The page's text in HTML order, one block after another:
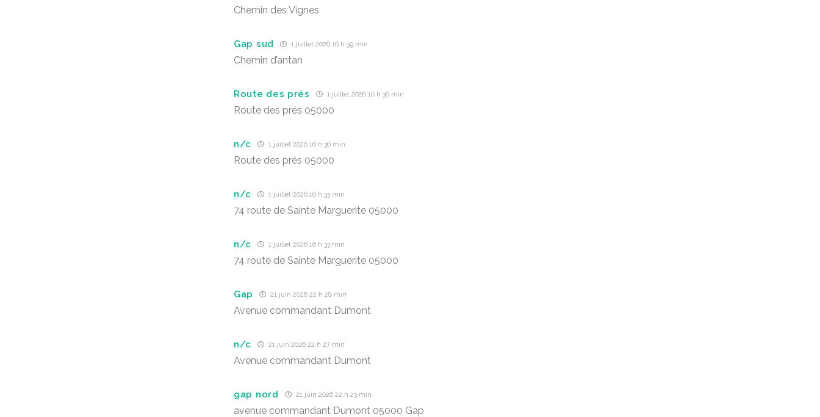
Chemin des Vignes
Gap sud 1 juillet 2026 16 h 39 min
Chemin d’antan
Route des prés 1 juillet 2026 16 h 36 min
Route des prés 05000
n/c 1 juillet 2026 16 h 36 min
Route des prés 05000
n/c 1 juillet 2026 16 h 33 min
74 route de Sainte Marguerite 05000
n/c 1 juillet 2026 16 h 33 min
74 route de Sainte Marguerite 05000
Gap 21 juin 2026 22 h 28 min
Avenue commandant Dumont
n/c 21 juin 2026 22 h 27 min
Avenue commandant Dumont
gap nord 21 juin 2026 22 h 23 min
avenue commandant Dumont 05000 Gap